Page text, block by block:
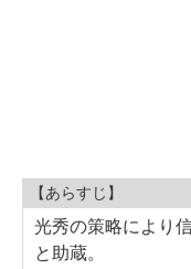
【あらすじ】
光秀の策略により
と助蔵。